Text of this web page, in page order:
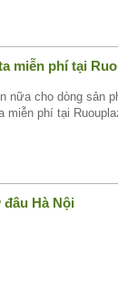
miễn phí tại
nữa cho dòng sản
miễn phí tại
đâu Hà Nội